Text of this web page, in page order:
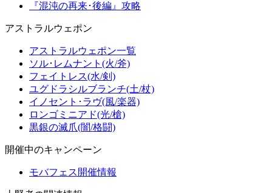
『混沌の再来･後編』攻略
アストラルウェポン
アストラルウェポン一覧
ソル･レムナント(火/斧)
フェイトレス(水/剣)
ユグドラシルブランチ(土/杖)
イノセント･ラヴ(風/楽器)
ロンゴミニアド(光/槍)
黒銀の滅爪(闇/格闘)
開催中のキャンペーン
モバフェス開催情報